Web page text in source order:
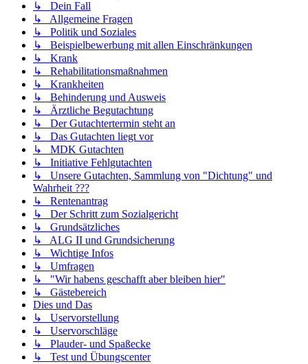
↳ Dein Fall
↳ Allgemeine Fragen
↳ Politik und Soziales
↳ Beispielbewerbung mit allen Einschränkungen
↳ Krank
↳ Rehabilitationsmaßnahmen
↳ Krankheiten
↳ Behinderung und Ausweis
↳ Ärztliche Begutachtung
↳ Der Gutachtertermin steht an
↳ Das Gutachten liegt vor
↳ MDK Gutachten
↳ Initiative Fehlgutachten
↳ Unsere Gutachten, Sammlung von "Dichtung" und
Wahrheit ???
↳ Rentenantrag
↳ Der Schritt zum Sozialgericht
↳ Grundsätzliches
↳ ALG II und Grundsicherung
↳ Wichtige Infos
↳ Umfragen
↳ "Wir habens geschafft aber bleiben hier"
↳ Gästebereich
Dies und Das
↳ Uservorstellung
↳ Uservorschläge
↳ Plauder- und Spaßecke
↳ Test und Übungscenter